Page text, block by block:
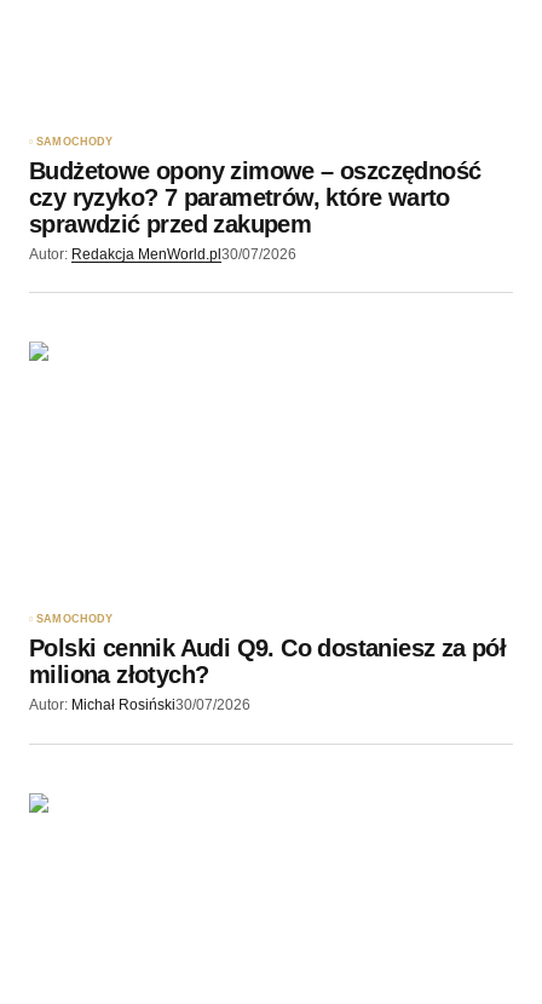
SAMOCHODY
Budżetowe opony zimowe – oszczędność
czy ryzyko? 7 parametrów, które warto
sprawdzić przed zakupem
Autor: Redakcja MenWorld.pl 30/07/2026
SAMOCHODY
Polski cennik Audi Q9. Co dostaniesz za pół
miliona złotych?
Autor: Michał Rosiński30/07/2026